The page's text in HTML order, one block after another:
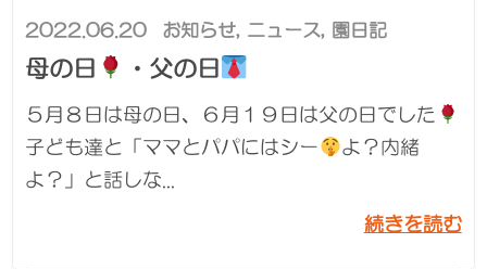
2022.06.20 お知らせ, ニュース, 園日記
母の日 ・父の日
５月８日は母の日、６月１９日は父の日でした
子ども達と「ママとパパにはシー
よ？内緒
よ？」と話しな...
続きを読む